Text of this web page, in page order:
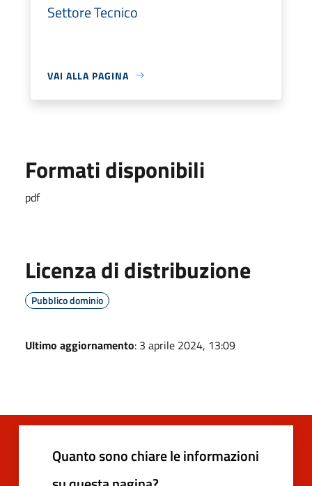
Settore Tecnico
VAI ALLA PAGINA
Formati disponibili
pdf
Licenza di distribuzione
Pubblico dominio
Ultimo aggiornamento: 3 aprile 2024, 13:09
Quanto sono chiare le informazioni